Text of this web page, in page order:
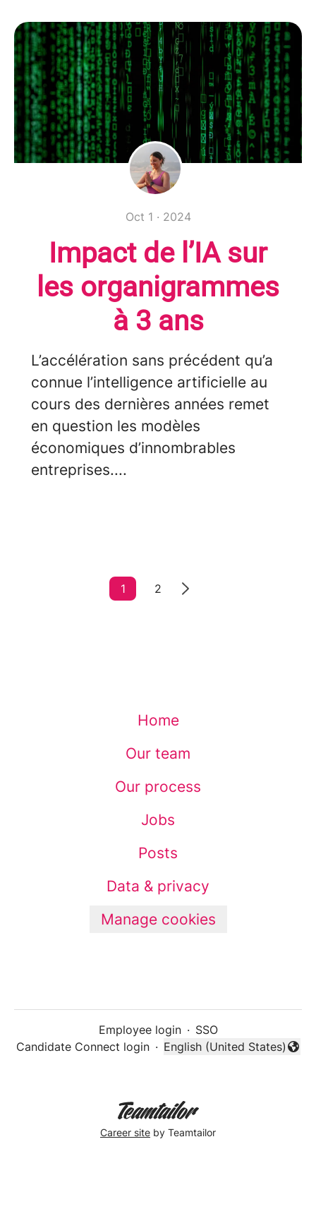
Oct 1 · 2024
Impact de l’IA sur
les organigrammes
à 3 ans
L’accélération sans précédent qu’a
connue l’intelligence artificielle au
cours des dernières années remet
en question les modèles
économiques d’innombrables
entreprises....
1 2
Home
Our team
Our process
Jobs
Posts
Data & privacy
Manage cookies
Employee login · SSO
Candidate Connect login ·
Change language
English (United States)
Career site by Teamtailor